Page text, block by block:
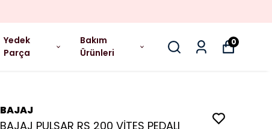
Yedek
Parça
Bakım
Ürünleri
0
BAJAJ
BAJAJ PULSAR RS 200 VİTES PEDALI